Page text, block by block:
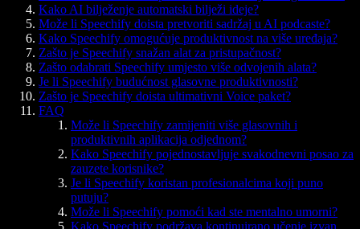
Kako AI bilježenje automatski bilježi ideje?
Može li Speechify doista pretvoriti sadržaj u AI podcaste?
Kako Speechify omogućuje produktivnost na više uređaja?
Zašto je Speechify snažan alat za pristupačnost?
Zašto odabrati Speechify umjesto više odvojenih alata?
Je li Speechify budućnost glasovne produktivnosti?
Zašto je Speechify doista ultimativni Voice paket?
FAQ
Može li Speechify zamijeniti više glasovnih i
produktivnih aplikacija odjednom?
Kako Speechify pojednostavljuje svakodnevni posao za
zauzete korisnike?
Je li Speechify koristan profesionalcima koji puno
putuju?
Može li Speechify pomoći kad ste mentalno umorni?